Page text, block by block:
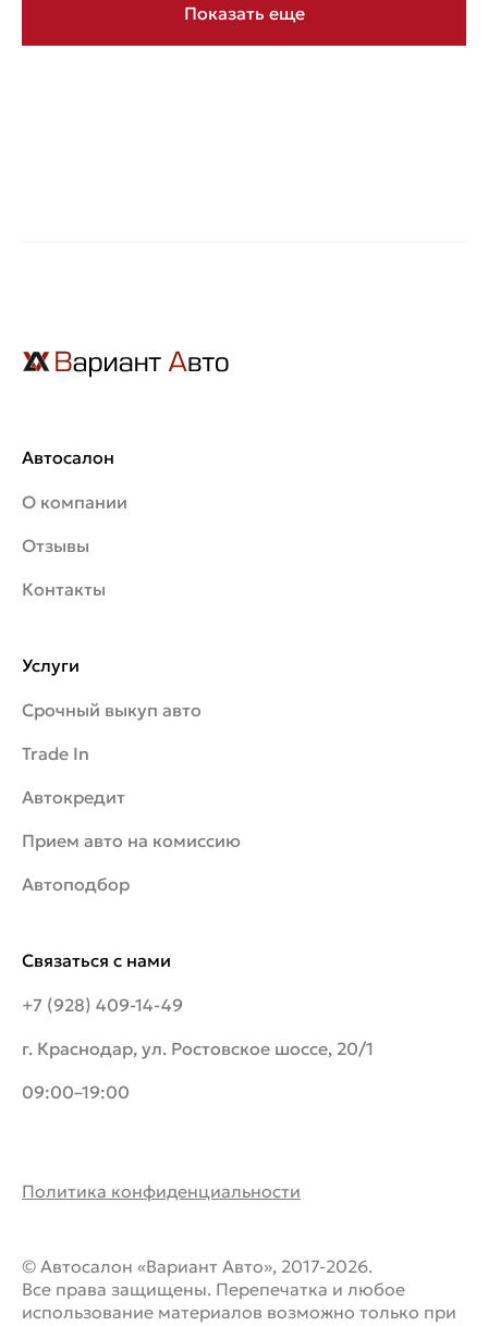
Показать еще
Автосалон
О компании
Отзывы
Контакты
Связаться с нами
+7 (928) 409-14-49
г. Краснодар, ул. Ростовское шоссе, 20/1
09:00–19:00
Услуги
Срочный выкуп авто
Trade In
Автокредит
Прием авто на комиссию
Автоподбор
Политика конфиденциальности
© Автосалон «Вариант Авто», 2017-2026.
Все права защищены. Перепечатка и любое
использование материалов возможно только при